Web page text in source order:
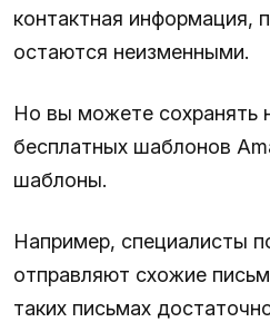
контактная информация,
остаются неизменными.
Но вы можете сохранять
бесплатных шаблонов
шаблоны.
Например, специалисты
отправляют схожие
таких письмах